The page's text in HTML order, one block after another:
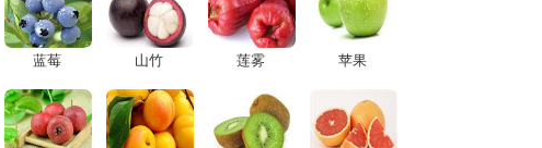
蓝莓 山竹 莲雾 苹果